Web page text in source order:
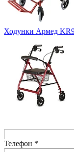
Ходунки Армед
Телефон *